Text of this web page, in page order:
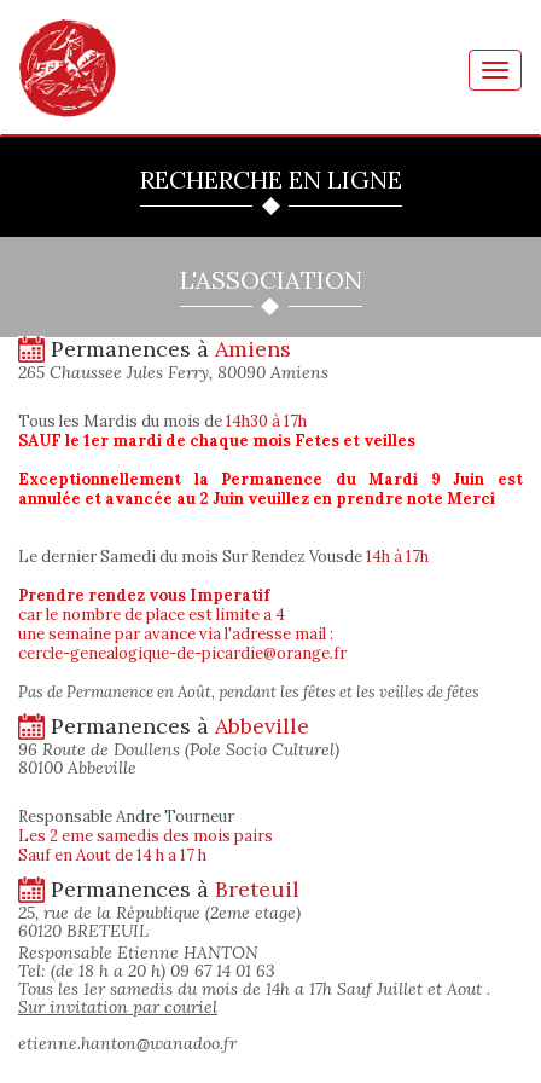
RECHERCHE EN LIGNE
L'ASSOCIATION
Permanences à Amiens
265 Chaussee Jules Ferry, 80090 Amiens
Tous les Mardis du mois de14h30 à 17h
SAUF le 1er mardi de chaque mois Fetes et veilles
Exceptionnellement la Permanence du Mardi 9 Juin est
annulée et avancée au 2 Juin veuillez en prendre note Merci
Le dernier Samedi du mois Sur Rendez Vousde14h à 17h
Prendre rendez vous Imperatif
car le nombre de place est limite a 4
une semaine par avance via l'adresse mail :
cercle-genealogique-de-picardie@orange.fr
Pas de Permanence en Août, pendant les fêtes et les veilles de fêtes
Permanences à Abbeville
96 Route de Doullens (Pole Socio Culturel)
80100 Abbeville
Responsable Andre Tourneur
Les 2 eme samedis des mois pairs
Sauf en Aout de 14 h a 17 h
Permanences à Breteuil
25, rue de la République (2eme etage)
60120 BRETEUIL
Responsable Etienne HANTON
Tel: (de 18 h a 20 h) 09 67 14 01 63
Tous les 1er samedis du mois de 14h a 17h Sauf Juillet et Aout .
Sur invitation par couriel
etienne.hanton@wanadoo.fr